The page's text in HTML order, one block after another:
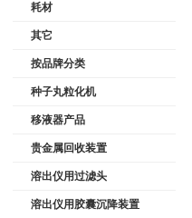
耗材
其它
按品牌分类
种子丸粒化机
移液器产品
贵金属回收装置
溶出仪用过滤头
溶出仪用胶囊沉降装置